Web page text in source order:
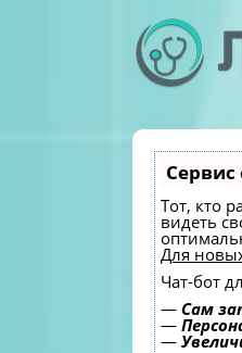
Сервис
Тот, кто
видеть
Для
Чат-бот
— Сам
—
—